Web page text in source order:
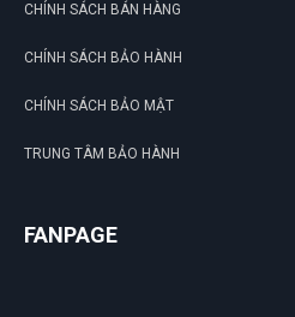
CHÍNH SÁCH BÁN HÀNG
CHÍNH SÁCH BẢO HÀNH
CHÍNH SÁCH BẢO MẬT
TRUNG TÂM BẢO HÀNH
FANPAGE